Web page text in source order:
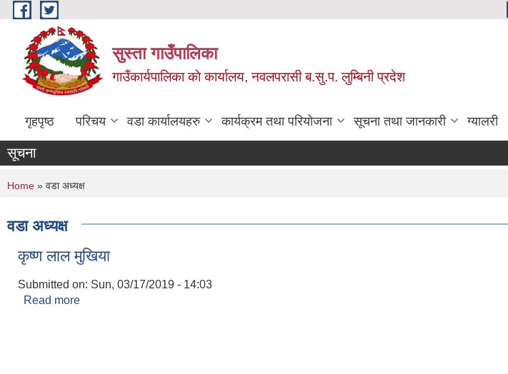
Skip to main content
सुस्ता गाउँपालिका
गाउँकार्यपालिका काे कार्यालय, नवलपरासी ब.सु.प. लुम्बिनी प्रदेश
गृहपृष्ठ परिचय वडा कार्यालयहरु कार्यक्रम तथा परियोजना सूचना तथा जानकारी ग्यालरी
सूचना
You are here
Home » वडा अध्यक्ष
वडा अध्यक्ष
कृष्ण लाल मुखिया
Submitted on: Sun, 03/17/2019 - 14:03
Read more